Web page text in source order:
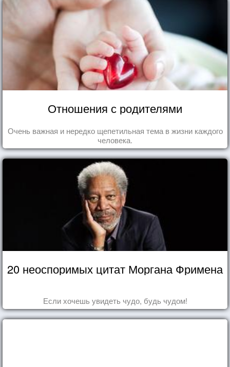
Отношения с родителями
Очень важная и нередко щепетильная тема в жизни каждого
человека.
20 неоспоримых цитат Моргана Фримена
Если хочешь увидеть чудо, будь чудом!